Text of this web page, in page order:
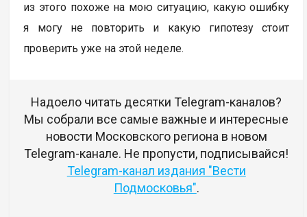
из этого похоже на мою ситуацию, какую ошибку
я могу не повторить и какую гипотезу стоит
проверить уже на этой неделе.
Надоело читать десятки Telegram-каналов?
Мы собрали все самые важные и интересные
новости Московского региона в новом
Telegram-канале. Не пропусти, подписывайся!
Telegram-канал издания "Вести
Подмосковья".